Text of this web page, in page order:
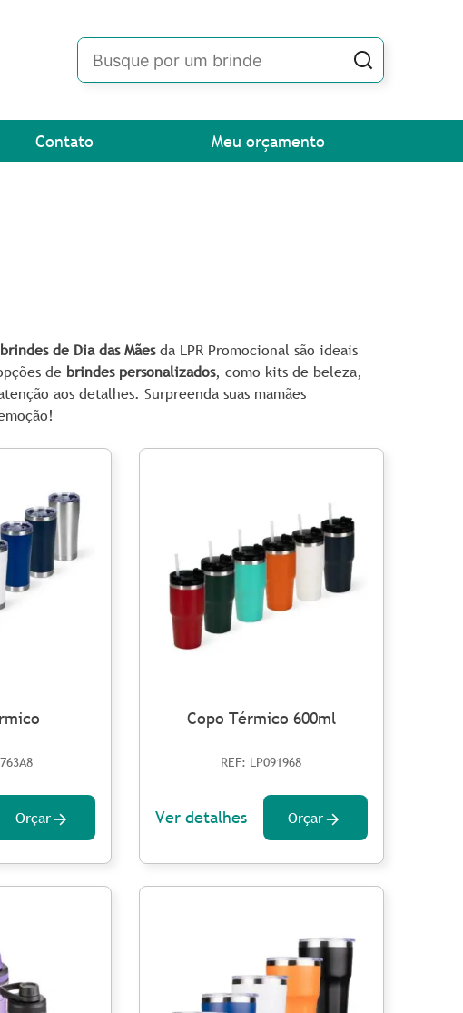
Contato Meu orçamento
brindes de Dia das Mãesda LPR Promocional são ideais
de brindes personalizados, como kits de beleza,
aos detalhes. Surpreenda suas mamães
Orçar
Copo Térmico 600ml
REF: LP091968
Ver detalhes Orçar